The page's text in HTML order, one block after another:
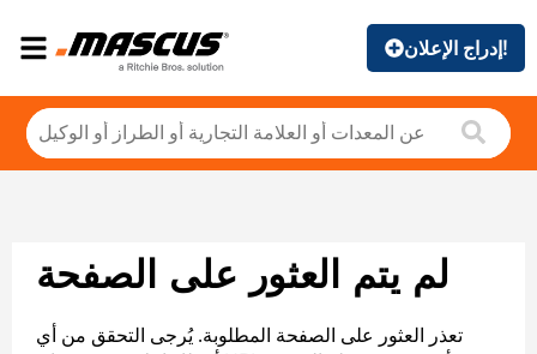
إدراج الإعلان!
لم يتم العثور على الصفحة
تعذر العثور على الصفحة المطلوبة. يُرجى التحقق من أي